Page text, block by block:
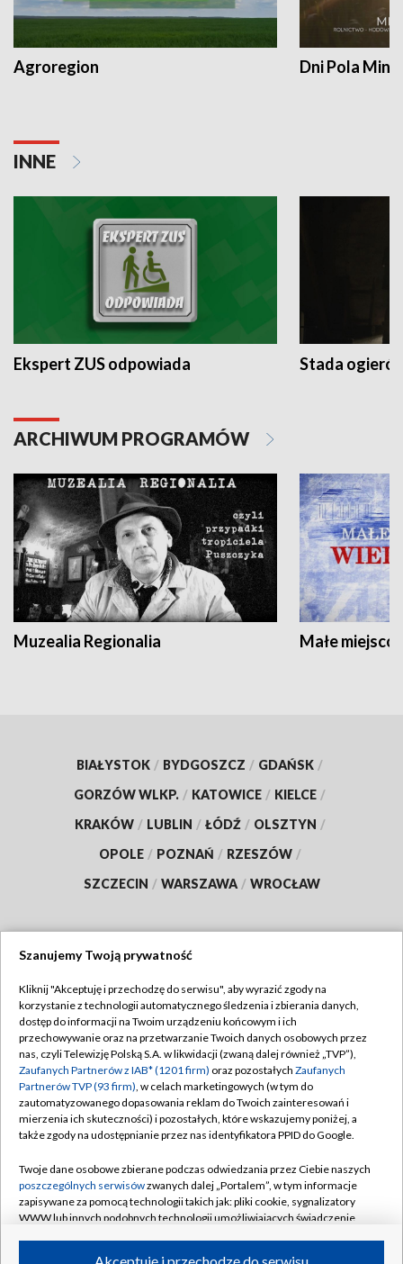
Agroregion Dni Pola
INNE
Ekspert ZUS odpowiada Stada
ARCHIWUM PROGRAMÓW
Muzealia Regionalia Małe
BIAŁYSTOK / BYDGOSZCZ / GDAŃSK /
GORZÓW WLKP. / KATOWICE / KIELCE /
KRAKÓW / LUBLIN / ŁÓDŹ / OLSZTYN /
OPOLE / POZNAŃ / RZESZÓW /
SZCZECIN / WARSZAWA / WROCŁAW
TVP
Abonament TVP
Emisja w TVP
Centrum informacji TVP
Naziemna Telewizja Cyfrowa
Rada Programowa
System NOS
Informacje o nadawcy
Regulamin TVP
Polityka prywatności
Moje zgody
Pomoc
Kontakt
Kanały
Szanujemy Twoją prywatność
Kliknij "Akceptuję i przechodzę do serwisu", aby wyrazić zgody na
korzystanie z technologii automatycznego śledzenia i zbierania danych,
dostęp do informacji na Twoim urządzeniu końcowym i ich
przechowywanie oraz na przetwarzanie Twoich danych osobowych przez
nas, czyli Telewizję Polską S.A. w likwidacji (zwaną dalej również „TVP”),
Zaufanych Partnerów z IAB* (1201 firm) oraz pozostałych Zaufanych
Partnerów TVP (93 firm), w celach marketingowych (w tym do
zautomatyzowanego dopasowania reklam do Twoich zainteresowań i
mierzenia ich skuteczności) i pozostałych, które wskazujemy poniżej, a
także zgody na udostępnianie przez nas identyfikatora PPID do Google.
Twoje dane osobowe zbierane podczas odwiedzania przez Ciebie naszych
poszczególnych serwisówzwanych dalej „Portalem”, w tym informacje
zapisywane za pomocą technologii takich jak: pliki cookie, sygnalizatory
WWW lub innych podobnych technologii umożliwiających świadczenie